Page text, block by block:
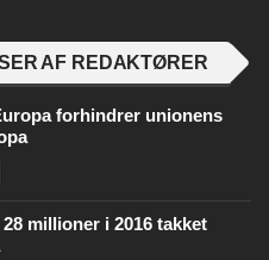
AF REDAKTØRER
forhindrer unionens
millioner i 2016 takket